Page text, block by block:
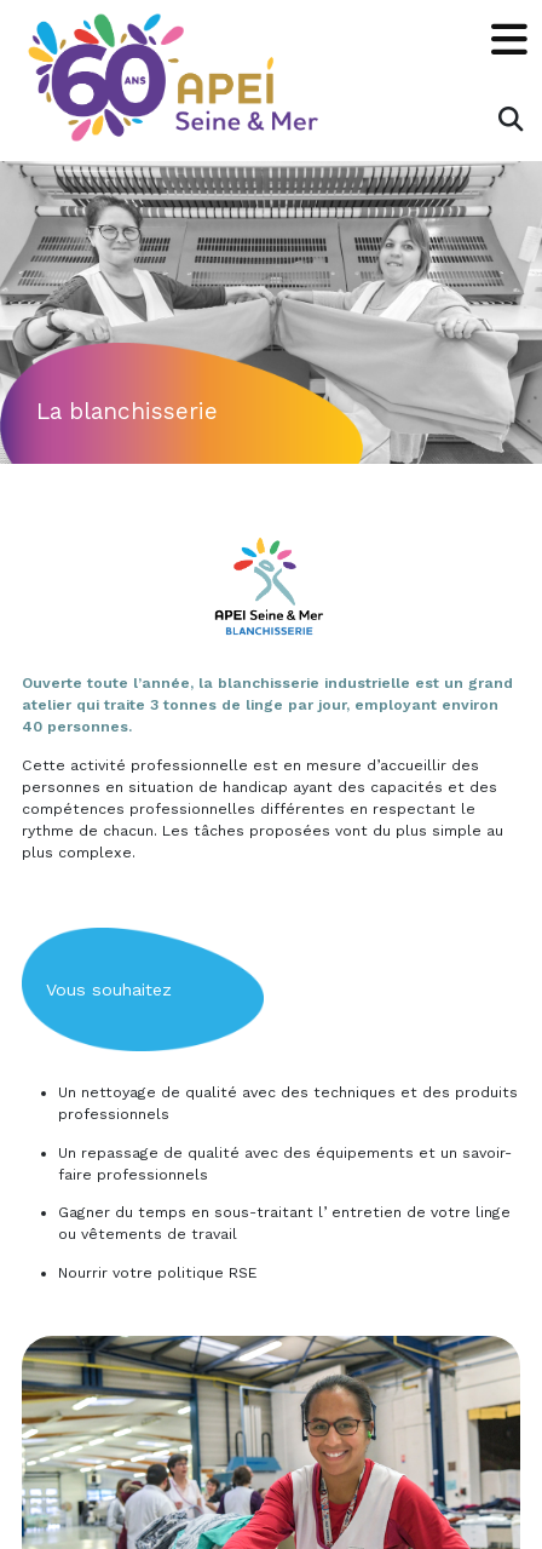
Rechecher : ×
OK
La blanchisserie
Ouverte toute l’année, la blanchisserie industrielle est un grand
atelier qui traite 3 tonnes de linge par jour, employant environ
40 personnes.
Cette activité professionnelle est en mesure d’accueillir des
personnes en situation de handicap ayant des capacités et des
compétences professionnelles différentes en respectant le
rythme de chacun. Les tâches proposées vont du plus simple au
plus complexe.
Vous souhaitez
Un nettoyage de qualité avec des techniques et des produits
professionnels
Un repassage de qualité avec des équipements et un savoir-
faire professionnels
Gagner du temps en sous-traitant l’ entretien de votre linge
ou vêtements de travail
Nourrir votre politique RSE